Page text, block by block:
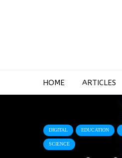
HOME ARTICLES
DIGITAL EDUCATION
SCIENCE